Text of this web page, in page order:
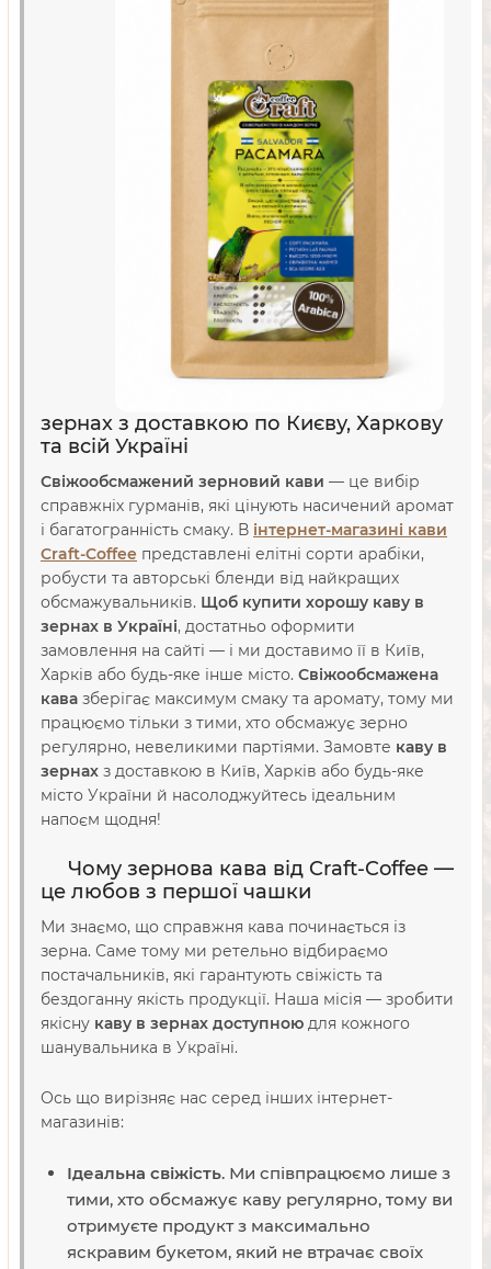
зернах з доставкою по Києву, Харкову
та всій Україні
Свіжообсмажений зерновий кави — це вибір
справжніх гурманів, які цінують насичений аромат
і багатогранність смаку. В інтернет-магазині кави
Craft-Coffee представлені елітні сорти арабіки,
робусти та авторські бленди від найкращих
обсмажувальників. Щоб купити хорошу каву в
зернах в Україні, достатньо оформити
замовлення на сайті — і ми доставимо її в Київ,
Харків або будь-яке інше місто. Свіжообсмажена
кава зберігає максимум смаку та аромату, тому ми
працюємо тільки з тими, хто обсмажує зерно
регулярно, невеликими партіями. Замовте каву в
зернах з доставкою в Київ, Харків або будь-яке
місто України й насолоджуйтесь ідеальним
напоєм щодня!
Чому зернова кава від Craft-Coffee —
це любов з першої чашки
Ми знаємо, що справжня кава починається із
зерна. Саме тому ми ретельно відбираємо
постачальників, які гарантують свіжість та
бездоганну якість продукції. Наша місія — зробити
якісну каву в зернах доступною для кожного
шанувальника в Україні.
Ось що вирізняє нас серед інших інтернет-
магазинів:
Ідеальна свіжість. Ми співпрацюємо лише з
тими, хто обсмажує каву регулярно, тому ви
отримуєте продукт з максимально
яскравим букетом, який не втрачає своїх